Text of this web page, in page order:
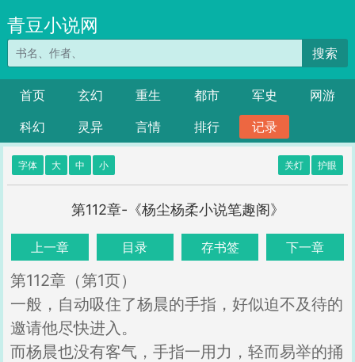
青豆小说网
搜索
首页 玄幻 重生 都市 军史
网游
科幻
灵异 言情 排行 记录
字体 大 中 小 关灯 护眼
第112章-《杨尘杨柔小说笔趣阁》
上一章 目录 存书签 下一章
第112章（第1页）
一般，自动吸住了杨晨的手指，好似迫不及待的
邀请他尽快进入。
而杨晨也没有客气，手指一用力，轻而易举的捅